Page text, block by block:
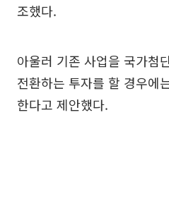
조했다.
아울러 기존 사업을 국가첨
전환하는 투자를 할 경우에
한다고 제안했다.